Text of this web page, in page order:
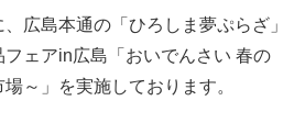
広島本通の「ひろしま夢ぷらざ」
ェアin広島「おいでんさい 春の
～」を実施しております。